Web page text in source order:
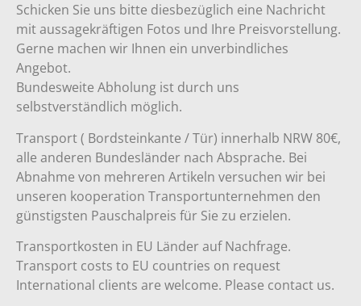
Schicken Sie uns bitte diesbezüglich eine Nachricht
mit aussagekräftigen Fotos und Ihre Preisvorstellung.
Gerne machen wir Ihnen ein unverbindliches
Angebot.
Bundesweite Abholung ist durch uns
selbstverständlich möglich.
Transport ( Bordsteinkante / Tür) innerhalb NRW 80€,
alle anderen Bundesländer nach Absprache. Bei
Abnahme von mehreren Artikeln versuchen wir bei
unseren kooperation Transportunternehmen den
günstigsten Pauschalpreis für Sie zu erzielen.
Transportkosten in EU Länder auf Nachfrage.
Transport costs to EU countries on request
International clients are welcome. Please contact us.